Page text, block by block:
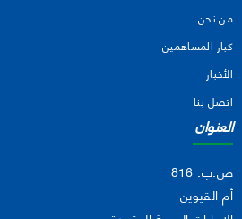
من نحن
كبار المساهمين
الأخبار
اتصل بنا
العنوان
ص.ب: 816
أم القيوين